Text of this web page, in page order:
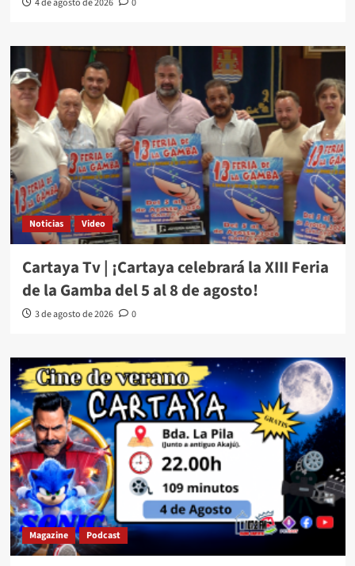
Noticias Video
Cartaya Tv | ¡Cartaya celebrará la XIII Feria
de la Gamba del 5 al 8 de agosto!
3 de agosto de 2026 0
Magazine Podcast